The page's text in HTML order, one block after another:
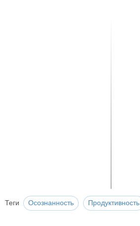
Теги Осознанность Продуктивность